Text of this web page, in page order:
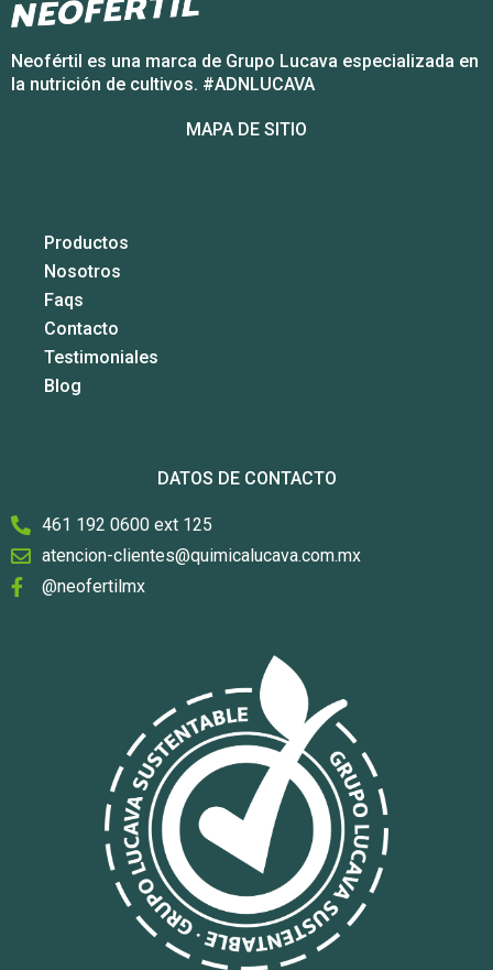
Neofértil es una marca de Grupo Lucava especializada en
la nutrición de cultivos. #ADNLUCAVA
MAPA DE SITIO
Productos
Nosotros
Faqs
Contacto
Testimoniales
Blog
DATOS DE CONTACTO
461 192 0600 ext 125
atencion-clientes@quimicalucava.com.mx
@neofertilmx